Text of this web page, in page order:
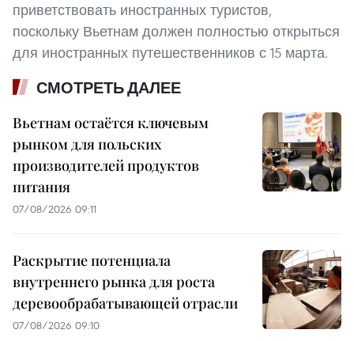
приветствовать иностранных туристов,
поскольку Вьетнам должен полностью открыться
для иностранных путешественников с 15 марта.
СМОТРЕТЬ ДАЛЕЕ
Вьетнам остаётся ключевым
рынком для польских
производителей продуктов
питания
07/08/2026 09:11
Раскрытие потенциала
внутреннего рынка для роста
деревообрабатывающей отрасли
07/08/2026 09:10